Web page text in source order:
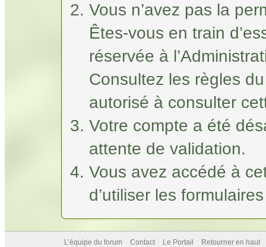
Vous n’avez pas la
Êtes-vous en train
réservée à
Consultez les règles
autorisé à consulter
Votre compte a été
attente de validation.
Vous avez accédé à
d’utiliser les
L’équipe du forum Contact Le Portail
Retourner en haut